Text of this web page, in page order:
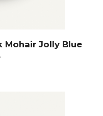
Mohair Jolly Blue